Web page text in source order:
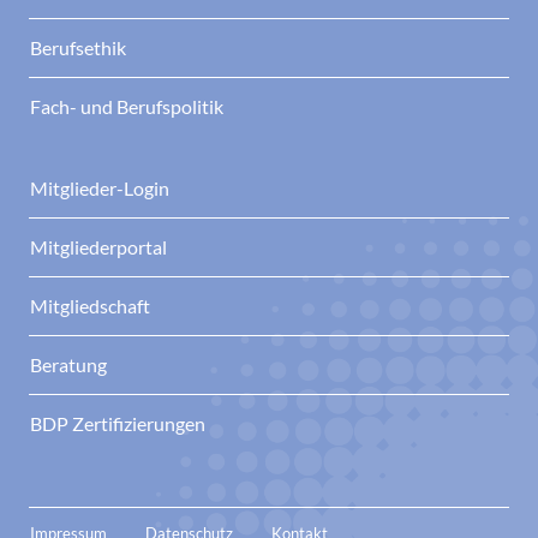
Berufsethik
Fach- und Berufspolitik
Mitglieder-Login
Mitgliederportal
Mitgliedschaft
Beratung
BDP Zertifizierungen
Impressum Datenschutz Kontakt